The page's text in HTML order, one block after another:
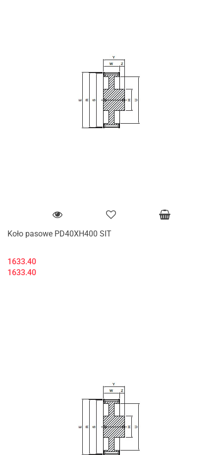
Koło pasowe PD40XH400 SIT
1633.40
1633.40